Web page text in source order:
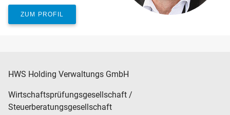
ZUM PROFIL
HWS Holding Verwaltungs GmbH
Wirtschaftsprüfungsgesellschaft /
Steuerberatungsgesellschaft